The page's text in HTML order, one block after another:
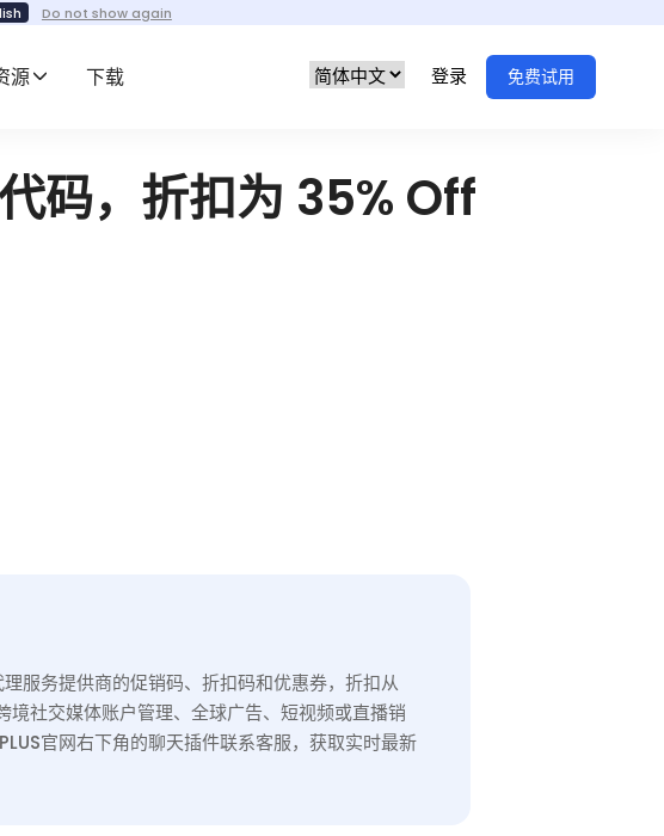
Do not show again
源 下载 登录 免费试用
码，折扣为 35% Off
服务提供商的促销码、折扣码和优惠券，折扣从
社交媒体账户管理、全球广告、短视频或直播销
官网右下角的聊天插件联系客服，获取实时最新